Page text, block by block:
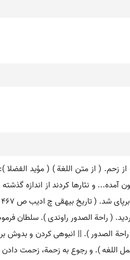
( از متن اللغة ) ( مؤید الفضلا ): بر
آمده... و نثارها کردند از اندازه
خلوت خواستند و زحمت باز گردید. ( راحة الصدور راوندی
الصدور ). || انبوهی کردن و بدوش
اللغه ). و رجوع به زحمة، زحمت